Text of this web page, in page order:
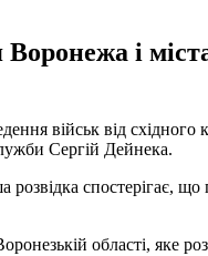
і
військ від
Сергій Дейнека.
спостерігає,
області, яке